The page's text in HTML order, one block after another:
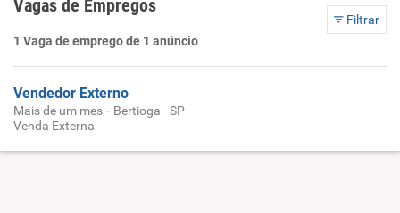
Vagas de Empregos
Filtrar
1 Vaga de emprego de 1 anúncio
Vendedor Externo
Mais de um mes - Bertioga - SP
Venda Externa